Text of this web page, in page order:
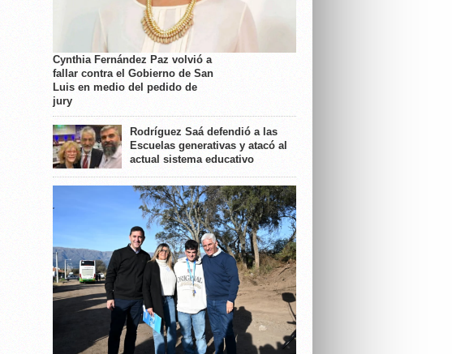
Cynthia Fernández Paz volvió a
fallar contra el Gobierno de San
Luis en medio del pedido de
jury
Rodríguez Saá defendió a las
Escuelas generativas y atacó al
actual sistema educativo